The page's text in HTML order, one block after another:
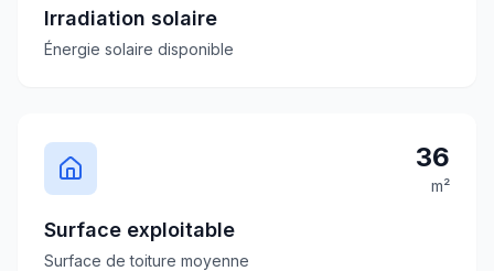
Irradiation solaire
Énergie solaire disponible
36
m²
Surface exploitable
Surface de toiture moyenne